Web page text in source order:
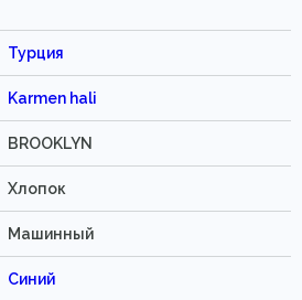
Турция
Karmen hali
BROOKLYN
Хлопок
Машинный
Синий